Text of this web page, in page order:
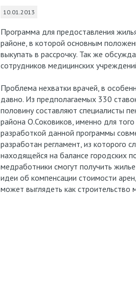
10.01.2013
Программа для предоставления
районе, в которой основным
выкупать в рассрочку. Так же
сотрудников медицинских
Проблема нехватки врачей, в
давно. Из предполагаемых 330
половину составляют специалисты
района О.Соковиков, именно для
разработкой данной программы
разработан регламент, из которого
находящейся на балансе городских
медработники смогут получить
идеи об компенсации стоимости
может выглядеть как строительство